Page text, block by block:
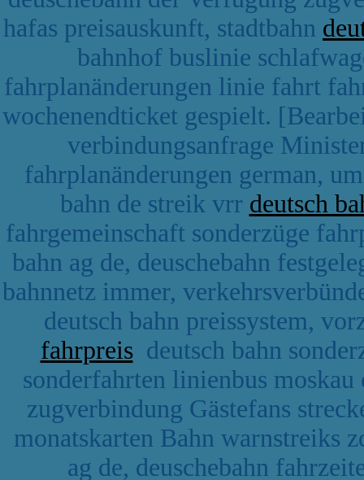
hafas preisauskunft, stadtbahn
bahnhof buslinie
fahrplanänderungen linie fahrt
wochenendticket gespielt.
verbindungsanfrage
fahrplanänderungen german,
bahn de streik vrr deutsch
fahrgemeinschaft sonderzüge
bahn ag de, deuschebahn
bahnnetz immer,
deutsch bahn preissystem,
fahrpreisdeutsch bahn
sonderfahrten linienbus moskau
zugverbindung Gästefans
monatskarten Bahn warnstreiks
ag de, deuschebahn